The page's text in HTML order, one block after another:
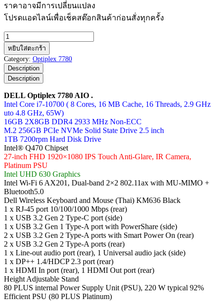
ราคาอาจมีการเปลี่ยนแปลง
โปรดแอดไลน์เพื่อเช็คสต๊อกสินค้าก่อนสั่งทุกครั้ง
จำนวน
DELL
Optiplex
7780
AIO
ชิ้น
หยิบใส่ตะกร้า
Category: Optiplex 7780
Description
Description
DELL Optiplex 7780 AIO .
Intel Core i7-10700 ( 8 Cores, 16 MB Cache, 16 Threads, 2.9 GHz
uto 4.8 GHz, 65W)
16GB 2X8GB DDR4 2933 MHz Non-ECC
M.2 256GB PCIe NVMe Solid State Drive 2.5 inch
1TB 7200rpm Hard Disk Drive
Intel® Q470 Chipset
27-inch FHD 1920×1080 IPS Touch Anti-Glare, IR Camera,
Platinum PSU
Intel UHD 630 Graphics
Intel Wi-Fi 6 AX201, Dual-band 2×2 802.11ax with MU-MIMO +
Bluetooth5.0
Dell Wireless Keyboard and Mouse (Thai) KM636 Black
1 x RJ-45 port 10/100/1000 Mbps (rear)
1 x USB 3.2 Gen 2 Type-C port (side)
1 x USB 3.2 Gen 1 Type-A port with PowerShare (side)
2 x USB 3.2 Gen 2 Type-A ports with Smart Power On (rear)
2 x USB 3.2 Gen 2 Type-A ports (rear)
1 x Line-out audio port (rear), 1 Universal audio jack (side)
1 x DP++ 1.4/HDCP 2.3 port (rear)
1 x HDMI In port (rear), 1 HDMI Out port (rear)
Height Adjustable Stand
80 PLUS internal Power Supply Unit (PSU), 220 W typical 92%
Efficient PSU (80 PLUS Platinum)